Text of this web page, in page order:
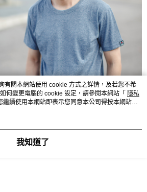
有關本網站使用 cookie 方式之詳情，及若您不希
何變更電腦的 cookie 設定，請參閱本網站「 隱私
繼續使用本網站即表示您同意本公司得按本網站使
。
我知道了